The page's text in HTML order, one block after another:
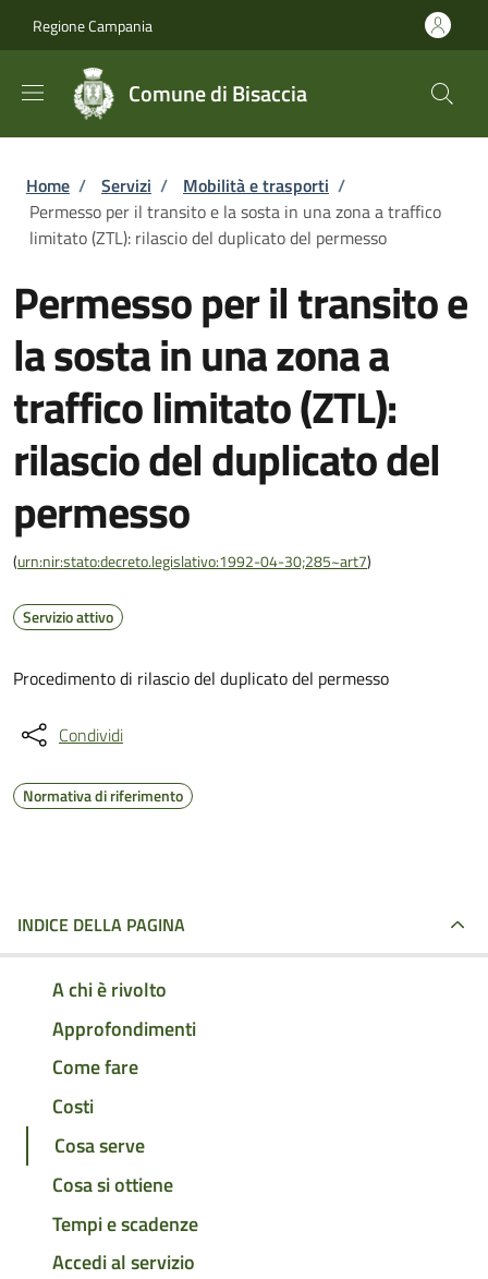
Regione Campania
Comune di Bisaccia
Briciole di pane
Home / Servizi / Mobilità e trasporti /
Permesso per il transito e la sosta in una zona a traffico
limitato (ZTL): rilascio del duplicato del permesso
Permesso per il transito e
la sosta in una zona a
traffico limitato (ZTL):
rilascio del duplicato del
permesso
(urn:nir:stato:decreto.legislativo:1992-04-30;285~art7)
Servizio attivo
Procedimento di rilascio del duplicato del permesso
Condividi
Normativa di riferimento
INDICE DELLA PAGINA
A chi è rivolto
Approfondimenti
Come fare
Costi
Cosa serve
Cosa si ottiene
Tempi e scadenze
Accedi al servizio